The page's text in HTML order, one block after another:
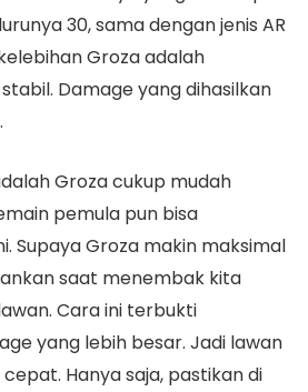
30, sama dengan jenis AR
Groza adalah
Damage yang dihasilkan
Groza cukup mudah
pemula pun bisa
Supaya Groza makin maksimal
saat menembak kita
Cara ini terbukti
yang lebih besar. Jadi lawan
Hanya saja, pastikan di